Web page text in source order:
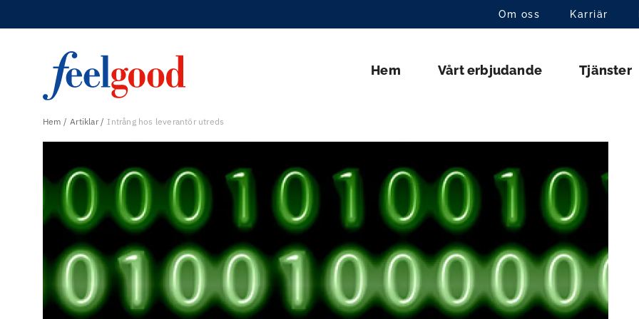
Om oss Karriär
Hem Vårt erbjudande Tjänster
Hem Artiklar Intrång hos leverantör utreds